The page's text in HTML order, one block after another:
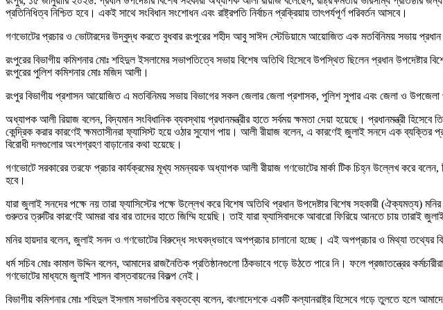
প্রতিনিধিত্ব নিশ্চিত হবে। একই সাথে সংবিধান সংশোধন এবং রাষ্ট্রপতি নির্বাচন প্রক্রিয়ায় তাৎপর্যপূর্ণ পরিবর্তন আসবে।
গণভোটের প্রচার ও ভোটারদের উদ্বুদ্ধ করতে বুধবার রংপুরের শহীদ আবু সাঈদ স্টেডিয়ামে আয়োজিত এক মতবিনিময় সভায়
রংপুরের বিভাগীয় কমিশনার মোঃ শহিদুল ইসলামের সভাপতিত্বে সভায় বিশেষ অতিথি হিসেবে উপস্থিত ছিলেন প্রধান উপদেষ্টার
রংপুরের পুলিশ কমিশনার মোঃ মজিদ আলী।
রংপুর বিভাগীয় প্রশাসন আয়োজিত এ মতবিনিময় সভায় বিভাগের সকল জেলার জেলা প্রশাসক, পুলিশ সুপার এবং জেলা ও উপজেলা
অধ্যাপক আলী রিয়াজ বলেন, বিদ্যমান সংবিধানিক ব্যবস্থায় প্রধানমন্ত্রীর হাতে সর্বময় ক্ষমতা দেয়া হয়েছে। প্রধানমন্ত্রী
কেন্দ্রিক করার কারণেই ক্ষমতাসীনরা ফ্যাসিস্ট হয়ে ওঠার সুযোগ পায়। আলী রীয়াজ বলেন, এ কারণেই জুলাই সনদে এক ব্যক্তির
বিরোধী দলগুলোর অংশগ্রহণ বাড়ানোর কথা হয়েছে।
গণভোটে সরকারের তরফে প্রচার কার্যক্রমের মূখ্য সমন্বয়ক অধ্যাপক আলী রীয়াজ গণভোটের মার্কা টিক চিহ্ন উল্লেখ করে বলেন,
হবে।
যারা জুলাই সনদের পক্ষে নয় তারা ফ্যাসিস্টের পক্ষে উল্লেখ করে বিশেষ অতিথি প্রধান উপদেষ্টার বিশেষ সহকারী (ঐক্যমত্য)
গুরুতর ত্রুটির কারণেই আমরা বার বার তাদের হাতে জিম্মি হয়েছি। তাই যারা ফ্যাসিবাদকে আবারো ফিরিয়ে আনতে চায় তারাই
মনির হায়দার বলেন, জুলাই সনদ ও গণভোটের বিরুদ্ধে সংঘবদ্ধভাবে অপপ্রচার চালানো হচ্ছে। এই অপপ্রচার ও মিথ্যা তথ্যের
ধর্ম সচিব মোঃ কামাল উদ্দিন বলেন, আমাদের রাজনৈতিক প্রতিষ্ঠানগুলো ঠিকভাবে গড়ে উঠতে পারে নি। ফলে প্রজাতন্ত্রের
গণভোটের মাধ্যমে জুলাই শাসন বাস্তবায়নের বিকল্প নেই।
বিভাগীয় কমিশনার মোঃ শহিদুল ইসলাম সভাপতির বক্তব্যে বলেন, বাংলাদেশকে একটি কল্যানরাষ্ট্র হিসেবে গড়ে তুলতে হলে